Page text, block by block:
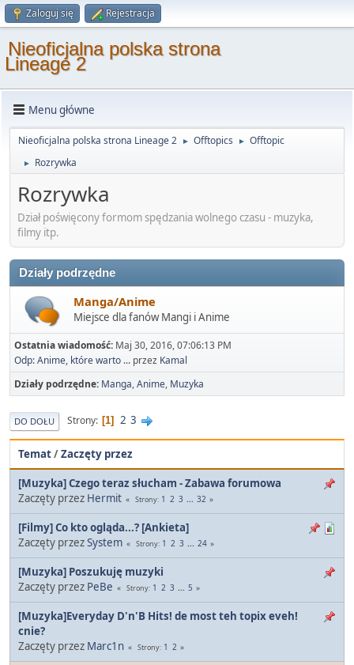
Zaloguj się Rejestracja
Nieoficjalna polska strona
Lineage 2
Menu główne
Nieoficjalna polska strona Lineage 2 ► Offtopics ► Offtopic
► Rozrywka
Rozrywka
Dział poświęcony formom spędzania wolnego czasu - muzyka,
filmy itp.
Działy podrzędne
Manga/Anime
Miejsce dla fanów Mangi i Anime
Ostatnia wiadomość: Maj 30, 2016, 07:06:13 PM
Odp: Anime, które warto ... przez Kamal
Działy podrzędne Manga Anime Muzyka
DO DOŁU Strony 1 2 3
Temat/Zaczęty przez
[Muzyka] Czego teraz słucham - Zabawa forumowa
Zaczęty przez Hermit Strony 1 2 3 ... 32
[Filmy] Co kto ogląda...? [Ankieta]
Zaczęty przezSystem Strony 1 2 3 ... 24
[Muzyka] Poszukuję muzyki
Zaczęty przez PeBe Strony 1 2 3 ... 5
[Muzyka]Everyday D'n'B Hits! de most teh topix eveh!
cnie?
Zaczęty przez Marc1n Strony 1 2